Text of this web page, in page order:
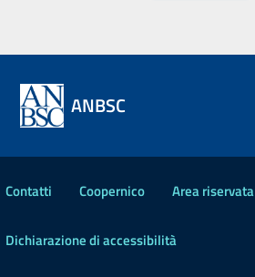
ANBSC
Contatti Coopernico Area riservata
Dichiarazione di accessibilità